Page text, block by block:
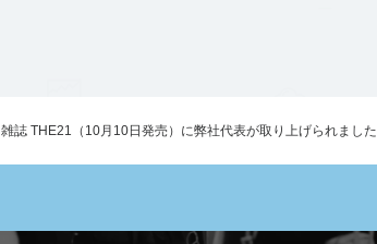
雑誌 THE21（10月10日発売）に弊社代表が取り上げられました